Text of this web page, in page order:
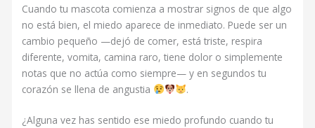
Cuando tu mascota comienza a mostrar signos de que algo
no está bien, el miedo aparece de inmediato. Puede ser un
cambio pequeño —dejó de comer, está triste, respira
diferente, vomita, camina raro, tiene dolor o simplemente
notas que no actúa como siempre— y en segundos tu
corazón se llena de angustia
.
¿Alguna vez has sentido ese miedo profundo cuando tu